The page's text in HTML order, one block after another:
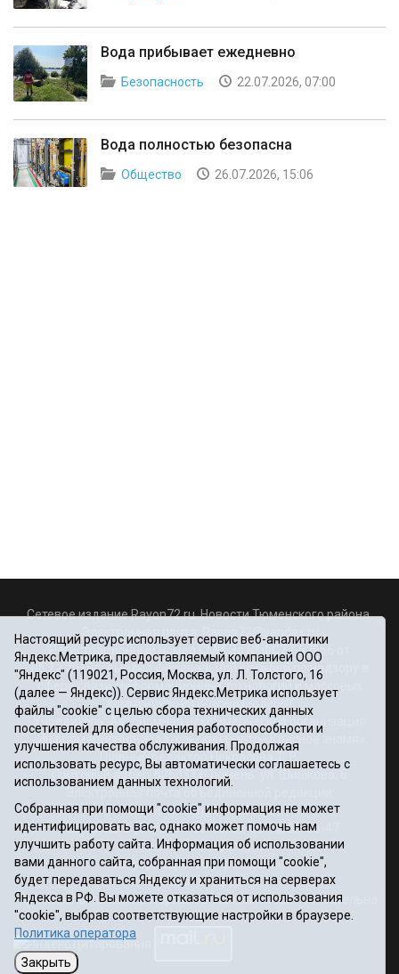
Вода прибывает ежедневно
Безопасность 22.07.2026, 07:00
Вода полностью безопасна
Общество 26.07.2026, 15:06
Сетевое издание Rayon72.ru. Новости Тюменского района.
Rayon72@yandex.ru
Регистрационный номер СМИ Эл № ФС77-67956 от
06.12.2016г., выдано Федеральной службой по надзору в
сфере связи, информационных технологий и массовых
коммуникаций (Роскомнадзор)
Учредитель: Автономная некоммерческая организация
«Информационно-издательский центр «Красное знамя».
Главный редактор Некрасова Т. В.
Почтовый адрес: 625031 г.Тюмень. ул. Шишкова, 6
Электронная почта объединенной редакции:
krasnoeznam@rambler.ru
Телефоны 8 (3452) 34-80-60, 69-56-73, 69-56-47
Политика оператора
Информация об учреждении
Публичная оферта
При использовании материалов ссылка на сайт обязательна.
12+
Настоящий ресурс использует сервис веб-аналитики
Яндекс.Метрика, предоставляемый компанией ООО
"Яндекс" (119021, Россия, Москва, ул. Л. Толстого, 16
(далее — Яндекс)). Сервис Яндекс.Метрика использует
файлы "cookie" с целью сбора технических данных
посетителей для обеспечения работоспособности и
улучшения качества обслуживания. Продолжая
использовать ресурс, Вы автоматически соглашаетесь с
использованием данных технологий.
Собранная при помощи "cookie" информация не может
идентифицировать вас, однако может помочь нам
улучшить работу сайта. Информация об использовании
вами данного сайта, собранная при помощи "cookie",
будет передаваться Яндексу и храниться на серверах
Яндекса в РФ. Вы можете отказаться от использования
"cookie", выбрав соответствующие настройки в браузере.
Политика оператора
Закрыть